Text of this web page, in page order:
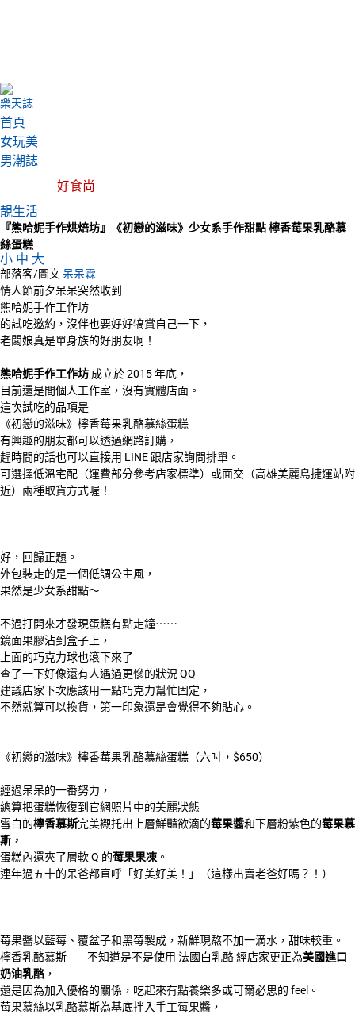
樂天誌
首頁
女玩美
男潮誌
好食尚
靚生活
『熊哈妮手作烘焙坊』《初戀的滋味》少女系手作甜點 檸香莓果乳酪慕
絲蛋糕
小 中 大
部落客/圖文 呆呆霖
情人節前夕呆呆突然收到
熊哈妮手作工作坊
的試吃邀約，沒伴也要好好犒賞自己一下，
老闆娘真是單身族的好朋友啊！
熊哈妮手作工作坊 成立於 2015 年底，
目前還是間個人工作室，沒有實體店面。
這次試吃的品項是
《初戀的滋味》檸香莓果乳酪慕絲蛋糕
有興趣的朋友都可以透過網路訂購，
趕時間的話也可以直接用 LINE 跟店家詢問排單。
可選擇低溫宅配（運費部分參考店家標準）或面交（高雄美麗島捷運站附
近）兩種取貨方式喔！
好，回歸正題。
外包裝走的是一個低調公主風，
果然是少女系甜點～
不過打開來才發現蛋糕有點走鐘⋯⋯
鏡面果膠沾到盒子上，
上面的巧克力球也滾下來了
查了一下好像還有人遇過更慘的狀況 QQ
建議店家下次應該用一點巧克力幫忙固定，
不然就算可以換貨，第一印象還是會覺得不夠貼心。
《初戀的滋味》檸香莓果乳酪慕絲蛋糕（六吋，$650）
經過呆呆的一番努力，
總算把蛋糕恢復到官網照片中的美麗狀態
雪白的檸香慕斯完美襯托出上層鮮豔欲滴的莓果醬和下層粉紫色的莓果慕
斯，
蛋糕內還夾了層軟 Q 的莓果果凍 。
連年過五十的呆爸都直呼「好美好美！」（這樣出賣老爸好嗎？！）
莓果醬以藍莓、覆盆子和黑莓製成，新鮮現熬不加一滴水，甜味較重。
檸香乳酪慕斯
不知道是不是使用 法國白乳酪 經店家更正為美國進口
奶油乳酪 ，
還是因為加入優格的關係，吃起來有點養樂多或可爾必思的 feel。
莓果慕絲以乳酪慕斯為基底拌入手工莓果醬，